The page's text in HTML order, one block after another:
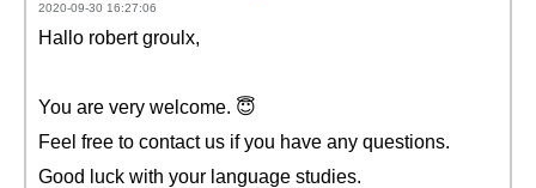
2020-09-30 16:27:06
Hallo robert groulx,
You are very welcome. 😇
Feel free to contact us if you have any questions.
Good luck with your language studies.